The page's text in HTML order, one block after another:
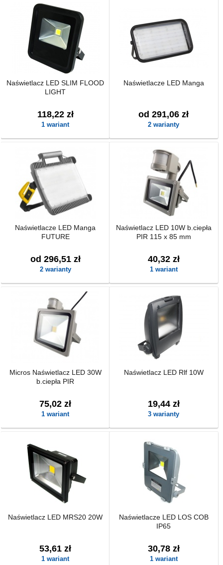
Naświetlacz LED SLIM FLOOD
LIGHT
118,22 zł
1 wariant
Naświetlacze LED Manga
od 291,06 zł
2 warianty
Naświetlacze LED Manga
FUTURE
od 296,51 zł
2 warianty
Naświetlacz LED 10W b.ciepła
PIR 115 x 85 mm
40,32 zł
1 wariant
Micros Naświetlacz LED 30W
b.ciepła PIR
75,02 zł
1 wariant
Naświetlacz LED Rlf 10W
19,44 zł
3 warianty
Naświetlacz LED MRS20 20W
53,61 zł
1 wariant
Naświetlacze LED LOS COB
IP65
30,78 zł
1 wariant